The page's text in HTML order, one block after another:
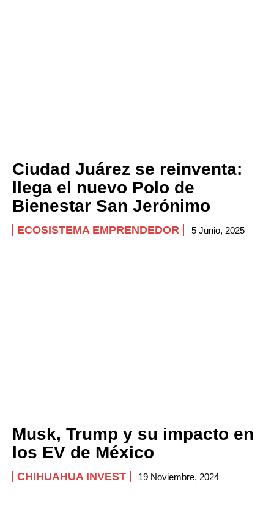
Ciudad Juárez se reinventa:
llega el nuevo Polo de
Bienestar San Jerónimo
ECOSISTEMA EMPRENDEDOR 5 Junio, 2025
Musk, Trump y su impacto en
los EV de México
CHIHUAHUA INVEST 19 Noviembre, 2024